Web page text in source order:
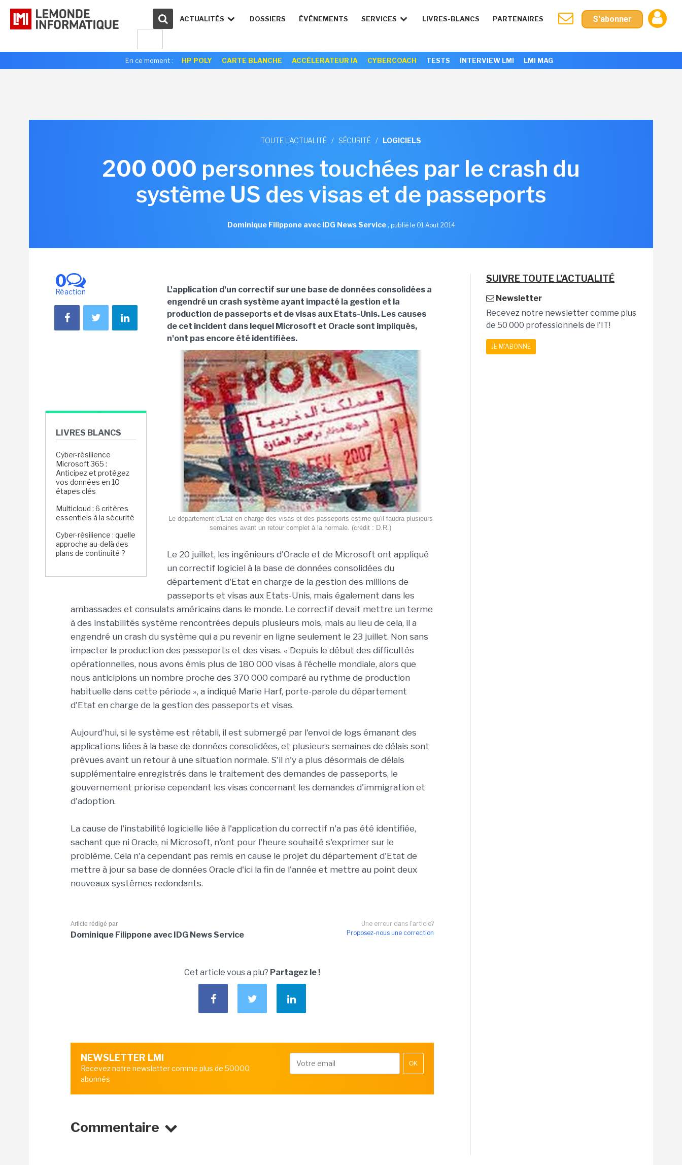
ACTUALITÉS DOSSIERS ÉVÉNEMENTS SERVICES LIVRES-BLANCS PARTENAIRES S'abonner
En ce moment : HP POLY CARTE BLANCHE ACCÉLERATEUR IA CYBERCOACH TESTS INTERVIEW LMI LMI MAG
TOUTE L'ACTUALITÉ / SÉCURITÉ / LOGICIELS
200 000 personnes touchées par le crash du
système US des visas et de passeports
Dominique Filippone avec IDG News Service, publié le 01 Aout 2014
0
Réaction
LIVRES BLANCS
Cyber-résilience
Microsoft 365 :
Anticipez et protégez
vos données en 10
étapes clés
Multicloud : 6 critères
essentiels à la sécurité
Cyber-résilience : quelle
approche au-delà des
plans de continuité ?
L'application d'un correctif sur une base de données consolidées a
engendré un crash système ayant impacté la gestion et la
production de passeports et de visas aux Etats-Unis. Les causes
de cet incident dans lequel Microsoft et Oracle sont impliqués,
n'ont pas encore été identifiées.
Le département d'Etat en charge des visas et des passeports estime qu'il faudra plusieurs
semaines avant un retour complet à la normale. (crédit : D.R.)
Le 20 juillet, les ingénieurs d'Oracle et de Microsoft ont appliqué
un correctif logiciel à la base de données consolidées du
département d'Etat en charge de la gestion des millions de
passeports et visas aux Etats-Unis, mais également dans les
ambassades et consulats américains dans le monde. Le correctif devait mettre un terme
à des instabilités système rencontrées depuis plusieurs mois, mais au lieu de cela, il a
engendré un crash du système qui a pu revenir en ligne seulement le 23 juillet. Non sans
impacter la production des passeports et des visas. « Depuis le début des difficultés
opérationnelles, nous avons émis plus de 180 000 visas à l'échelle mondiale, alors que
nous anticipions un nombre proche des 370 000 comparé au rythme de production
habituelle dans cette période », a indiqué Marie Harf, porte-parole du département
d'Etat en charge de la gestion des passeports et visas.
Aujourd'hui, si le système est rétabli, il est submergé par l'envoi de logs émanant des
applications liées à la base de données consolidées, et plusieurs semaines de délais sont
prévues avant un retour à une situation normale. S'il n'y a plus désormais de délais
supplémentaire enregistrés dans le traitement des demandes de passeports, le
gouvernement priorise cependant les visas concernant les demandes d'immigration et
d'adoption.
La cause de l'instabilité logicielle liée à l'application du correctif n'a pas été identifiée,
sachant que ni Oracle, ni Microsoft, n'ont pour l'heure souhaité s'exprimer sur le
problème. Cela n'a cependant pas remis en cause le projet du département d'Etat de
mettre à jour sa base de données Oracle d'ici la fin de l'année et mettre au point deux
nouveaux systèmes redondants.
Une erreur dans l'article?
Proposez-nous une correction
Article rédigé par
Dominique Filippone avec IDG News Service
Cet article vous a plu? Partagez le !
NEWSLETTER LMI
Recevez notre newsletter comme plus de 50000
abonnés
OK
Commentaire
SUIVRE TOUTE L'ACTUALITÉ
Newsletter
Recevez notre newsletter comme plus
de 50 000 professionnels de l'IT!
JE M'ABONNE